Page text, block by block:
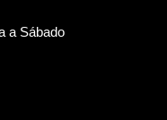
a Sábado